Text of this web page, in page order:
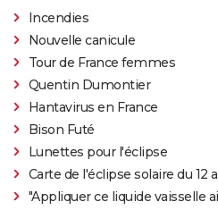
Incendies
Nouvelle canicule
Tour de France femmes
Quentin Dumontier
Hantavirus en France
Bison Futé
Lunettes pour l'éclipse
Carte de l'éclipse solaire du 12
"Appliquer ce liquide vaisselle